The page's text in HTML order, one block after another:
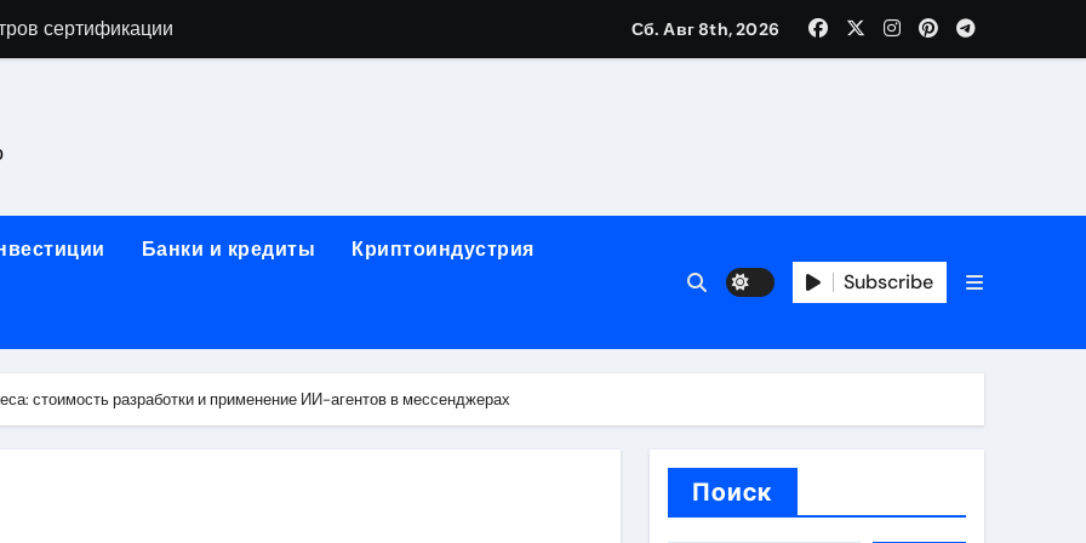
бра в виде факела с эффектом старины
и электрооборудование для ногтевого сервиса, наращивания ресниц и депиляции
работы на объектах культурного наследия
одежды: джемперы, брюки, куртки
от проектной документации до противопожарных мероприятий и обустройства мест отдыха
Сб. Авг 8th, 2026
Банки и кредиты Криптоиндустрия
Subscribe
стоимость разработки и применение ИИ-агентов в мессенджерах
Поиск